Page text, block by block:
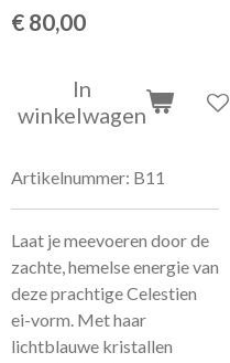
€ 80,00
In
winkelwagen
Artikelnummer: B11
Laat je meevoeren door de
zachte, hemelse energie van
deze prachtige Celestien
ei-vorm. Met haar
lichtblauwe kristallen